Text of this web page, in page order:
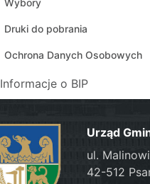
Wybory
Druki do pobrania
Ochrona Danych Osobowych
Informacje o BIP
Urząd
ul.
42-512